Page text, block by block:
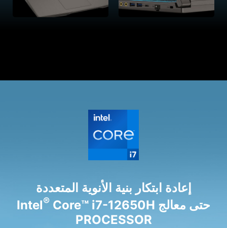
إعادة ابتكار بنية الأنوية المتعددة
حتى معالج Intel
® Core™ i7-12650H
PROCESSOR